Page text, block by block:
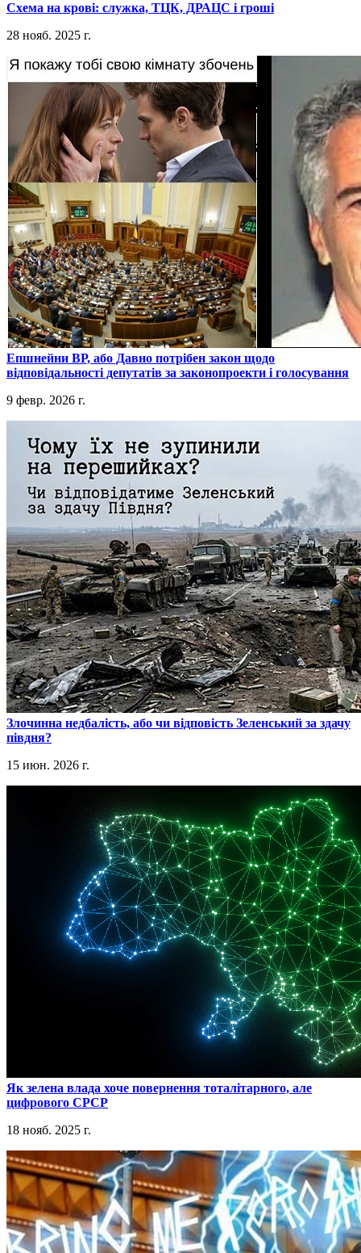
​Схема на крові: служка, ТЦК, ДРАЦС і гроші
28 нояб. 2025 г.
​Епшнейни ВР, або Давно потрібен закон щодо
відповідальності депутатів за законопроекти і голосування
9 февр. 2026 г.
​Злочинна недбалість, або чи відповість Зеленський за здачу
півдня?
15 июн. 2026 г.
​Як зелена влада хоче повернення тоталітарного, але
цифрового СРСР
18 нояб. 2025 г.